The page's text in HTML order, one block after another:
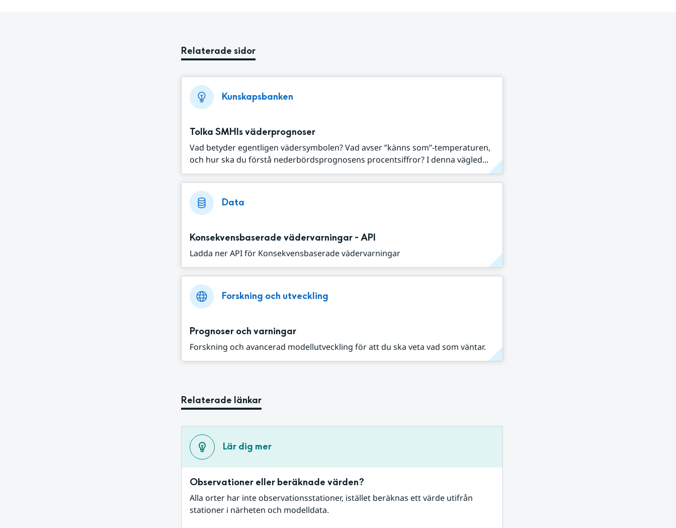
Relaterade sidor
Kunskapsbanken
Tolka SMHIs väderprognoser
Vad betyder egentligen vädersymbolen? Vad avser ”känns som”-temperaturen,
och hur ska du förstå nederbördsprognosens procentsiffror? I denna vägled...
Data
Konsekvensbaserade vädervarningar - API
Ladda ner API för Konsekvensbaserade vädervarningar
Forskning och utveckling
Prognoser och varningar
Forskning och avancerad modellutveckling för att du ska veta vad som väntar.
Relaterade länkar
Lär dig mer
Observationer eller beräknade värden?
Alla orter har inte observationsstationer, istället beräknas ett värde utifrån
stationer i närheten och modelldata.